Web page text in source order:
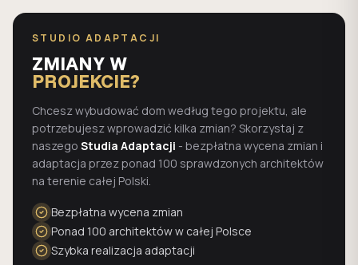
STUDIO ADAPTACJI
ZMIANY W
PROJEKCIE?
Chcesz wybudować dom według tego projektu, ale
potrzebujesz wprowadzić kilka zmian? Skorzystaj z
naszego Studia Adaptacji - bezpłatna wycena zmian i
adaptacja przez ponad 100 sprawdzonych architektów
na terenie całej Polski.
Bezpłatna wycena zmian
Ponad 100 architektów w całej Polsce
Szybka realizacja adaptacji